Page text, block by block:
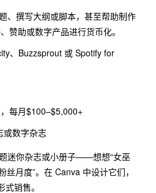
、撰写大纲或脚本，甚至帮助制作
赞助或数字产品进行货币化。
、Buzzsprout 或 Spotify for
每月$100–$5,000+
或数字杂志
迷你杂志或小册子——想想“女巫
丝月度”。在 Canva 中设计它们，
销售。